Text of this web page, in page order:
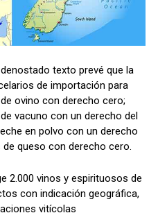
texto prevé que la
de importación para
ovino con derecho cero;
vacuno con un derecho del
en polvo con un derecho
de queso con derecho cero.
2.000 vinos y espirituosos de
con indicación geográfica,
vitícolas